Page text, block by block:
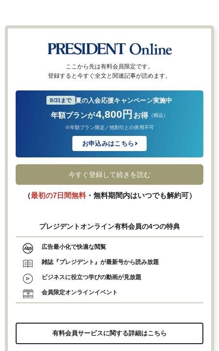
ここから先は有料会員限定です。
登録すると今すぐ全文と関連記事が読めます。
8/31まで 夏の入会応援キャンペーン実施中
年額プランが4,800円 お得 （税込）
※年額プラン限定／他割引との併用不可
お申込みはこちら
今すぐ登録して続きを読む
（最初の7日間無料・無料期間内はいつでも解約可）
プレジデントオンライン有料会員の4つの特典
広告最小化で快適な閲覧
雑誌『プレジデント』が最新号から読み放題
ビジネスに役立つ学びの動画が見放題
会員限定オンラインイベント
有料会員サービスに関する詳細はこちら